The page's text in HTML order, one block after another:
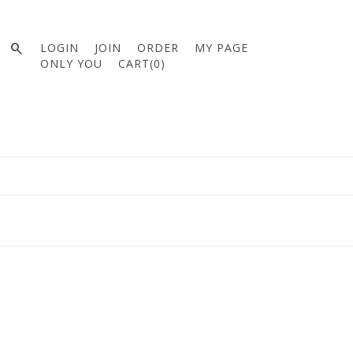
 LOGIN JOIN ORDER
MY PAGE
ONLY YOU
CART(0)